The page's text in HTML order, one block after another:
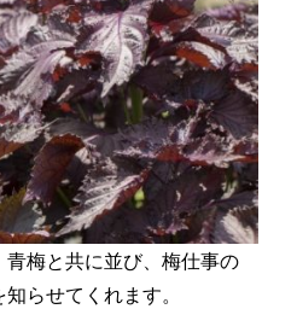
梅と共に並び、梅仕事の
らせてくれます。